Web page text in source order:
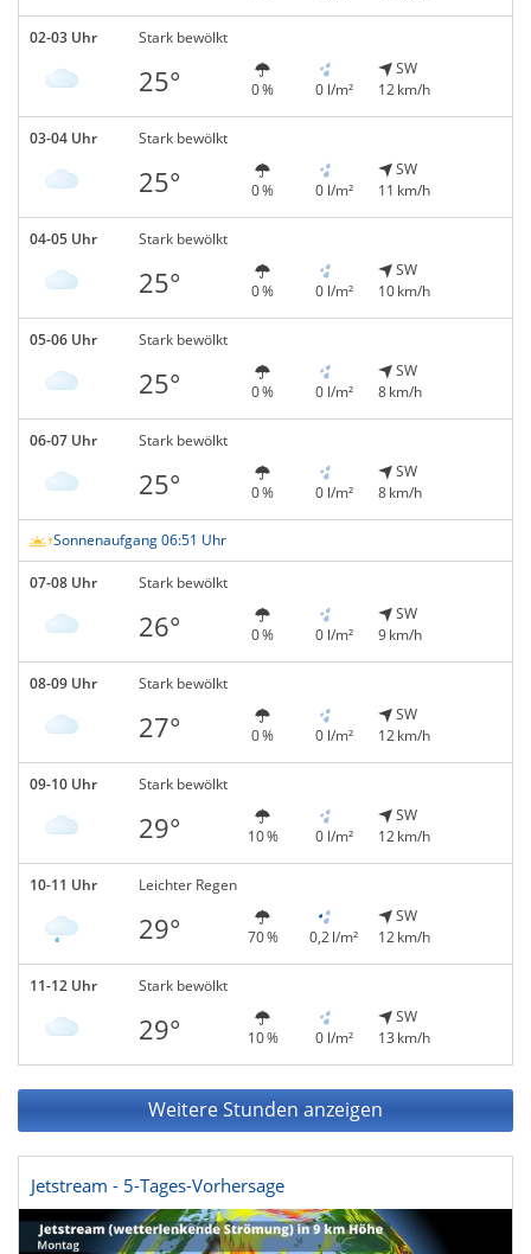
02-03 Uhr Stark bewölkt
25° 0 % 0 l/m²
SW
12 km/h
03-04 Uhr Stark bewölkt
25° 0 % 0 l/m²
SW
11 km/h
04-05 Uhr Stark bewölkt
25° 0 % 0 l/m²
SW
10 km/h
05-06 Uhr Stark bewölkt
25° 0 % 0 l/m²
SW
8 km/h
06-07 Uhr Stark bewölkt
25° 0 % 0 l/m²
SW
8 km/h
Sonnenaufgang 06:51 Uhr
07-08 Uhr Stark bewölkt
26° 0 % 0 l/m²
SW
9 km/h
08-09 Uhr Stark bewölkt
27° 0 % 0 l/m²
SW
12 km/h
09-10 Uhr Stark bewölkt
29° 10 % 0 l/m²
SW
12 km/h
10-11 Uhr Leichter Regen
29° 70 % 0,2 l/m²
SW
12 km/h
11-12 Uhr Stark bewölkt
29° 10 % 0 l/m²
SW
13 km/h
Weitere Stunden anzeigen
Jetstream - 5-Tages-Vorhersage